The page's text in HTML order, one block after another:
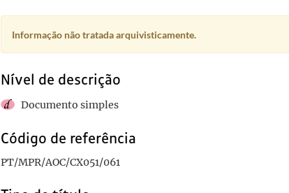
Informação não tratada arquivisticamente.
Nível de descrição
Documento simples
Código de referência
PT/MPR/AOC/CX051/061